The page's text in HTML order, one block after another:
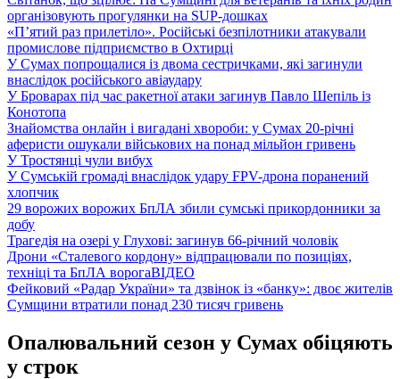
організовують прогулянки на SUP-дошках
«П’ятий раз прилетіло». Російські безпілотники атакували
промислове підприємство в Охтирці
У Сумах попрощалися із двома сестричками, які загинули
внаслідок російського авіаудару
У Броварах під час ракетної атаки загинув Павло Шепіль із
Конотопа
Знайомства онлайн і вигадані хвороби: у Сумах 20-річні
аферисти ошукали військових на понад мільйон гривень
У Тростянці чули вибух
У Сумській громаді внаслідок удару FPV-дрона поранений
хлопчик
29 ворожих ворожих БпЛА збили сумські прикордонники за
добу
Трагедія на озері у Глухові: загинув 66-річний чоловік
Дрони «Сталевого кордону» відпрацювали по позиціях,
техніці та БпЛА ворогаВІДЕО
Фейковий «Радар України» та дзвінок із «банку»: двоє жителів
Сумщини втратили понад 230 тисяч гривень
Опалювальний сезон у Сумах обіцяють
у строк